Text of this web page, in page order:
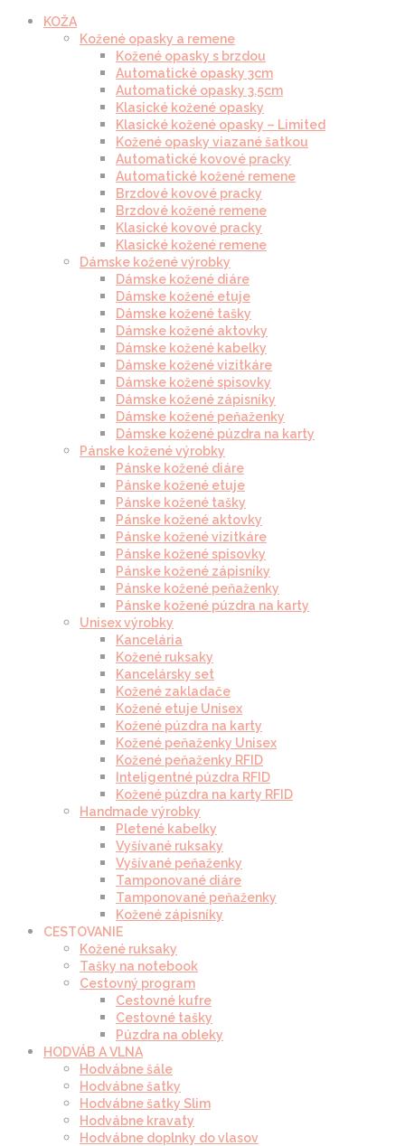
KOŽA
Kožené opasky a remene
Kožené opasky s brzdou
Automatické opasky 3cm
Automatické opasky 3.5cm
Klasické kožené opasky
Klasické kožené opasky – Limited
Kožené opasky viazané šatkou
Automatické kovové pracky
Automatické kožené remene
Brzdové kovové pracky
Brzdové kožené remene
Klasické kovové pracky
Klasické kožené remene
Dámske kožené výrobky
Dámske kožené diáre
Dámske kožené etuje
Dámske kožené tašky
Dámske kožené aktovky
Dámske kožené kabelky
Dámske kožené vizitkáre
Dámske kožené spisovky
Dámske kožené zápisníky
Dámske kožené peňaženky
Dámske kožené púzdra na karty
Pánske kožené výrobky
Pánske kožené diáre
Pánske kožené etuje
Pánske kožené tašky
Pánske kožené aktovky
Pánske kožené vizitkáre
Pánske kožené spisovky
Pánske kožené zápisníky
Pánske kožené peňaženky
Pánske kožené púzdra na karty
Unisex výrobky
Kancelária
Kožené ruksaky
Kancelársky set
Kožené zakladače
Kožené etuje Unisex
Kožené púzdra na karty
Kožené peňaženky Unisex
Kožené peňaženky RFID
Inteligentné púzdra RFID
Kožené púzdra na karty RFID
Handmade výrobky
Pletené kabelky
Vyšívané ruksaky
Vyšívané peňaženky
Tamponované diáre
Tamponované peňaženky
Kožené zápisníky
CESTOVANIE
Kožené ruksaky
Tašky na notebook
Cestovný program
Cestovné kufre
Cestovné tašky
Púzdra na obleky
HODVÁB A VLNA
Hodvábne šále
Hodvábne šatky
Hodvábne šatky Slim
Hodvábne kravaty
Hodvábne doplnky do vlasov